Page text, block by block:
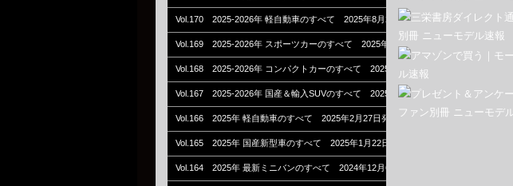
Vol.170 2025-2026年 軽自動車のすべて 2025年8月27日発売
Vol.169 2025-2026年 スポーツカーのすべて 2025年7月17日発売
Vol.168 2025-2026年 コンパクトカーのすべて 2025年6月3日発売
Vol.167 2025-2026年 国産＆輸入SUVのすべて 2025年4月18日発売
Vol.166 2025年 軽自動車のすべて 2025年2月27日発売
Vol.165 2025年 国産新型車のすべて 2025年1月22日発売
Vol.164 2025年 最新ミニバンのすべて 2024年12月6日発売